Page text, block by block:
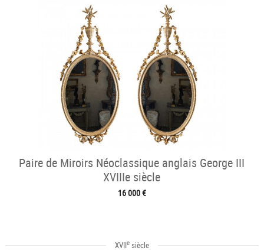
Paire de Miroirs Néoclassique anglais George III
XVIIIe siècle
16 000 €
XVIIesiècle